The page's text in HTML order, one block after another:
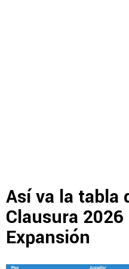
Así va la tabla
Clausura
Expansión